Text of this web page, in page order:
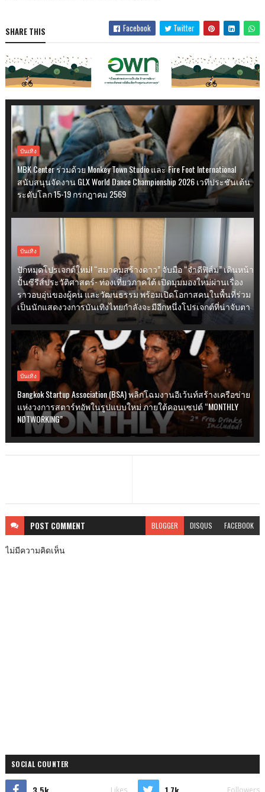
SHARE THIS Facebook Twitter
บันเทิง
MBK Center ร่วมด้วย Monkey Town Studio และ Fire Foot International
สนับสนุนจัดงาน GLX World Dance Championship 2026 เวทีประชันเต้น
ระดับโลก 15-19 กรกฎาคม 2569
บันเทิง
ปักหมุดโปรเจกต์ใหม่! “สมาคมสร้างดาว” จับมือ “จำดีฟิล์ม” เดินหน้า
ปั้นซีรีส์ประวัติศาสตร์- ท่องเที่ยวภาคใต้ เปิดมุมมองใหม่ผ่านเรื่อง
ราวอบอุ่นของผู้คน และวัฒนธรรม พร้อมเปิดโอกาสคนในพื้นที่ร่วม
เป็นนักแสดงวงการบันเทิงไทยกำลังจะมีอีกหนึ่งโปรเจกต์ที่น่าจับตา
บันเทิง
Bangkok Startup Association (BSA) พลิกโฉมงานอีเว้นท์สร้างเครือข่าย
แห่งวงการสตาร์ทอัพในรูปแบบใหม่ ภายใต้คอนเซปต์ “MONTHLY
NØTWORKING”
POST COMMENT BLOGGER DISQUS FACEBOOK
ไม่มีความคิดเห็น
SOCIAL COUNTER
Likes Followers